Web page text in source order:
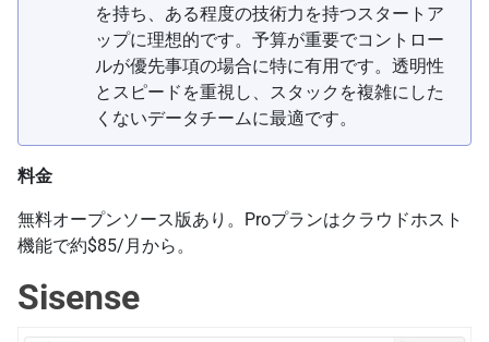
を持ち、ある程度の技術力を持つスタートア
ップに理想的です。予算が重要でコントロー
ルが優先事項の場合に特に有用です。透明性
とスピードを重視し、スタックを複雑にした
くないデータチームに最適です。
料金
無料オープンソース版あり。Proプランはクラウドホスト
機能で約$85/月から。
Sisense